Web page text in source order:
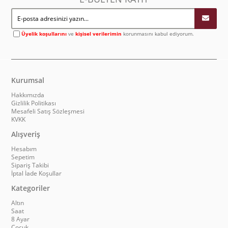
Üyelik koşullarını vekişisel verilerimin korunmasını kabul ediyorum.
Kurumsal
Hakkımızda
Gizlilik Politikası
Mesafeli Satış Sözleşmesi
KVKK
Alışveriş
Hesabım
Sepetim
Sipariş Takibi
İptal İade Koşullar
Kategoriler
Altın
Saat
8 Ayar